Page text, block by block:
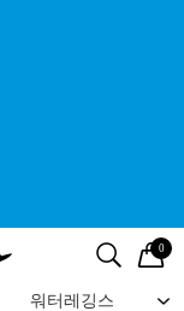
검색
0
워터레깅스 비
메뉴